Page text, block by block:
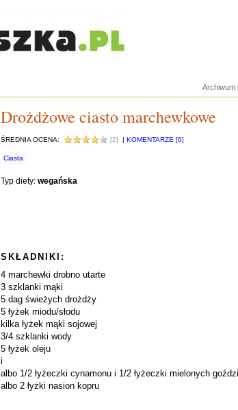
Archiwum
Drożdżowe ciasto marchewkowe
ŚREDNIA OCENA: [2] | KOMENTARZE [6]
Ciasta
Typ diety: wegańska
SKŁADNIKI:
4 marchewki drobno utarte
3 szklanki mąki
5 dag świeżych drożdży
5 łyżek miodu/słodu
kilka łyżek mąki sojowej
3/4 szklanki wody
5 łyżek oleju
i
albo 1/2 łyżeczki cynamonu i 1/2 łyżeczki mielonych
albo 2 łyżki nasion kopru